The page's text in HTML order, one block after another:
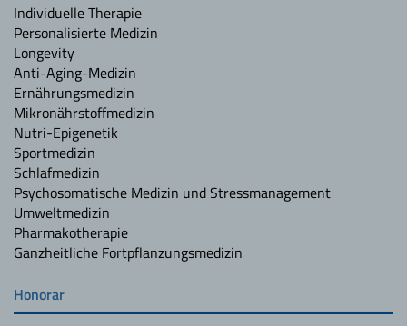
Individuelle Therapie
Personalisierte Medizin
Longevity
Anti-Aging-Medizin
Ernährungsmedizin
Mikronährstoffmedizin
Nutri-Epigenetik
Sportmedizin
Schlafmedizin
Psychosomatische Medizin und Stressmanagement
Umweltmedizin
Pharmakotherapie
Ganzheitliche Fortpflanzungsmedizin
Honorar